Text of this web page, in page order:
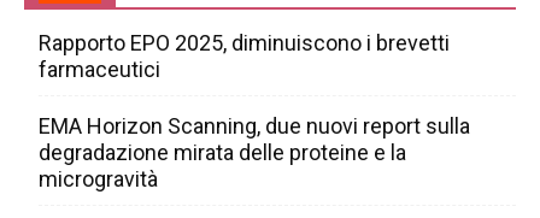
Rapporto EPO 2025, diminuiscono i brevetti
farmaceutici
EMA Horizon Scanning, due nuovi report sulla
degradazione mirata delle proteine e la
microgravità